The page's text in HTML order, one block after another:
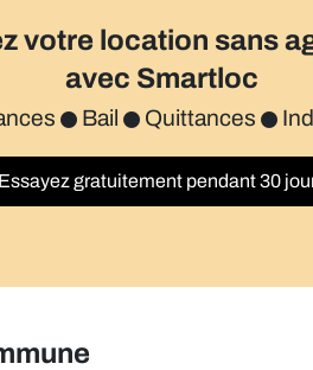
votre location sans
avec Smartloc
Bail Quittances
Essayez gratuitement pendant 30